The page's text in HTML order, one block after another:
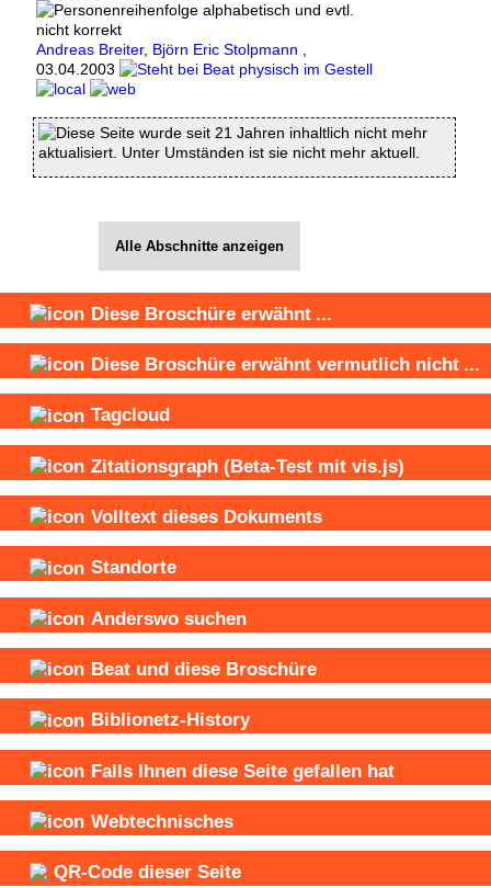
Andreas Breiter, Björn Eric Stolpmann
03.04.2003
Diese Seite wurde seit 21 Jahren inhaltlich nicht mehr
aktualisiert. Unter Umständen ist sie nicht mehr aktuell.
Alle Abschnitte anzeigen
Diese Broschüre erwähnt ...
Diese Broschüre erwähnt vermutlich nicht ...
Tagcloud
Zitationsgraph (Beta-Test mit vis.js)
Volltext dieses Dokuments
Standorte
Anderswo suchen
Beat und diese Broschüre
Biblionetz-History
Falls Ihnen diese Seite gefallen hat
Webtechnisches
QR-Code dieser Seite